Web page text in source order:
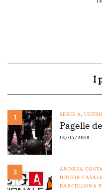
I
1 SERIE A,
Pagelle
13/05/2018
2 ANDREA
JUNIOR
BARCELLONA